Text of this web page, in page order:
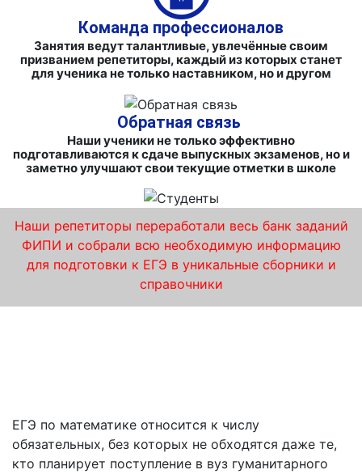
Команда профессионалов
Занятия ведут талантливые, увлечённые своим
призванием репетиторы, каждый из которых станет
для ученика не только наставником, но и другом
Обратная связь
Наши ученики не только эффективно
подготавливаются к сдаче выпускных экзаменов, но и
заметно улучшают свои текущие отметки в школе
Наши репетиторы переработали весь банк заданий
ФИПИ и собрали всю необходимую информацию
для подготовки к ЕГЭ в уникальные сборники и
справочники
ЕГЭ по математике относится к числу
обязательных, без которых не обходятся даже те,
кто планирует поступление в вуз гуманитарного